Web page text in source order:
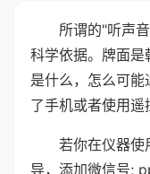
所谓的"听声
科学依据。牌面
是什么，怎么可
了手机或者使用遥
若你在仪器使
导，添加微信号;